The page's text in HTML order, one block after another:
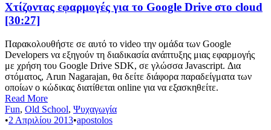
Χτίζοντας εφαρμογές για το Google Drive στο cloud
[30:27]
Παρακολουθήστε σε αυτό το video την ομάδα των Google
Developers να εξηγούν τη διαδικασία ανάπτυξης μιας εφαρμογής
με χρήση του Google Drive SDK, σε γλώσσα Javascript. Δια
στόματος, Arun Nagarajan, θα δείτε διάφορα παραδείγματα των
οποίων ο κώδικας διατίθεται online για να εξασκηθείτε.
Read More
Fun, Old School, Ψυχαγωγία
•2 Απριλίου 2013•apostolos